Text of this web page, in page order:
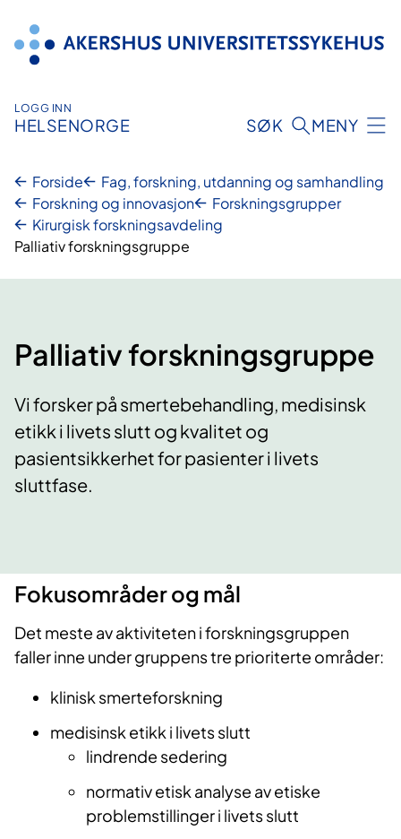
innhold
LOGG INN
HELSENORGE SØK MENY
Forside
Fag, forskning, utdanning og samhandling
Forskning og innovasjon
Forskningsgrupper
Kirurgisk forskningsavdeling
Palliativ forskningsgruppe
Palliativ forskningsgruppe
Vi forsker på smertebehandling, medisinsk
etikk i livets slutt og kvalitet og
pasientsikkerhet for pasienter i livets
sluttfase.
Fokusområder og mål
Det meste av aktiviteten i forskningsgruppen
faller inne under gruppens tre prioriterte områder:
klinisk smerteforskning
medisinsk etikk i livets slutt
lindrende sedering
normativ etisk analyse av etiske
problemstillinger i livets slutt